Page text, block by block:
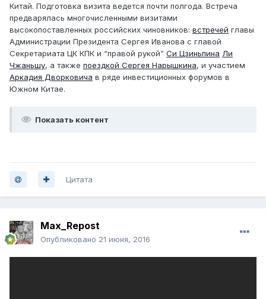
Китай. Подготовка визита ведется почти полгода. Встреча
предварялась многочисленными визитами
высокопоставленных российских чиновников: встречей главы
Администрации Президента Сергея Иванова с главой
Секретариата ЦК КПК и “правой рукой” Си Цзиньпина Ли
Чжаньшу, а также поездкой Сергея Нарышкина, и участием
Аркадия Дворковича в ряде инвестиционных форумов в
Южном Китае.
Показать контент
Цитата
Max_Repost
Опубликовано 21 июня, 2016